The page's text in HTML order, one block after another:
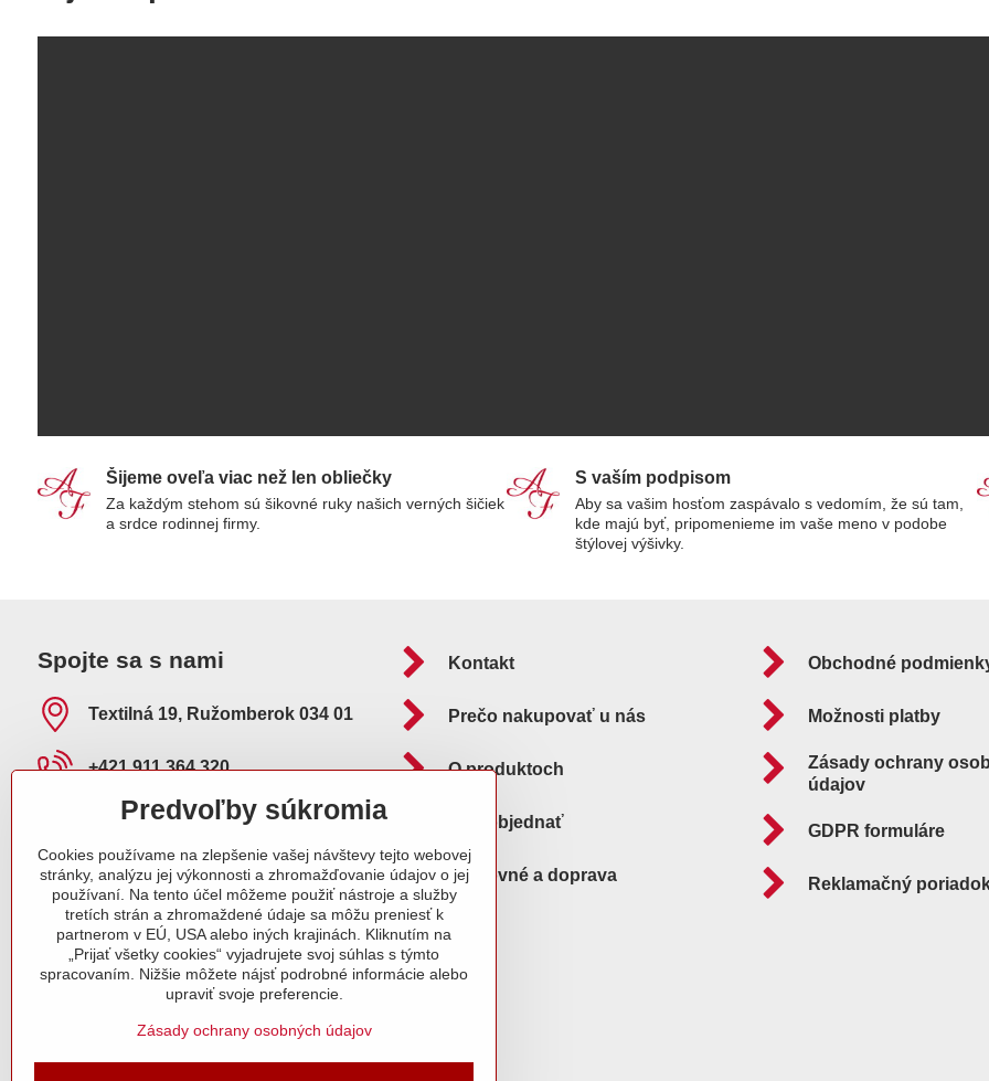
Šijeme oveľa viac než len obliečky
Za každým stehom sú šikovné ruky našich verných šičiek
a srdce rodinnej firmy.
S vaším podpisom
Aby sa vašim hosťom zaspávalo s vedomím, že sú tam,
kde majú byť, pripomenieme im vaše meno v podobe
štýlovej výšivky.
Spojte sa s nami
Textilná 19, Ružomberok 034 01
+421 911 364 320
info​@adelafilipp​.sk
O nás
Naše certifikáty
Objednávky
Stav objednávky
Kontakt
Prečo nakupovať u nás
O produktoch
Ako objednať
Poštovné a doprava
Obchodné
Možnosti platby
Zásady ochrany
údajov
GDPR formuláre
Reklamačný
Predvoľby súkromia
Cookies používame na zlepšenie vašej návštevy tejto webovej
stránky, analýzu jej výkonnosti a zhromažďovanie údajov o jej
používaní. Na tento účel môžeme použiť nástroje a služby
tretích strán a zhromaždené údaje sa môžu preniesť k
partnerom v EÚ, USA alebo iných krajinách. Kliknutím na
„Prijať všetky cookies“ vyjadrujete svoj súhlas s týmto
spracovaním. Nižšie môžete nájsť podrobné informácie alebo
upraviť svoje preferencie.
Zásady ochrany osobných údajov